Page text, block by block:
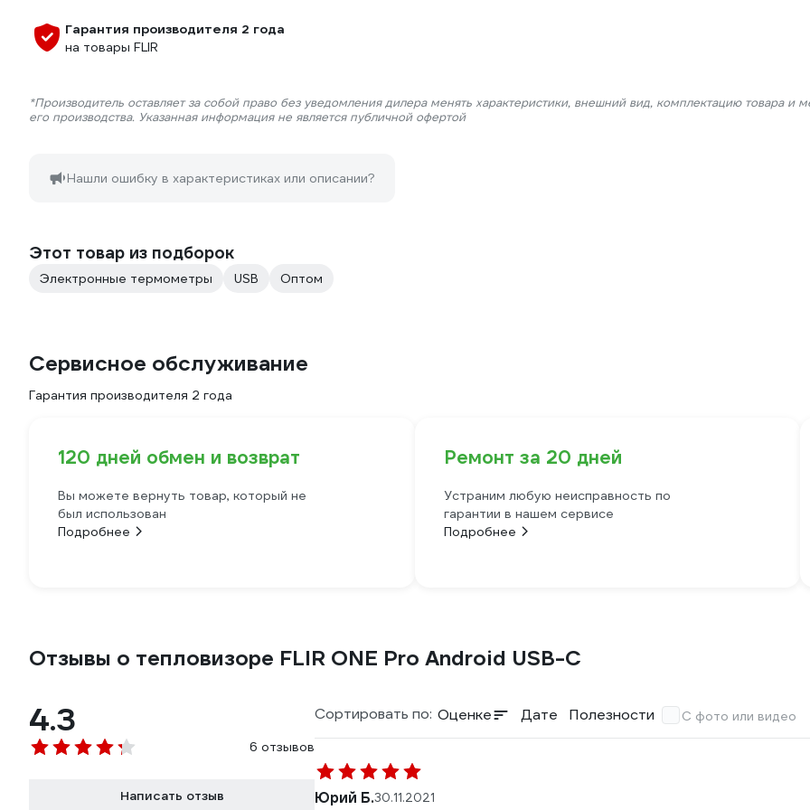
Гарантия производителя 2 года
на товары FLIR
*Производитель оставляет за собой право без уведомления дилера менять характеристики, внешний вид, комплектацию товара и
его производства. Указанная информация не является публичной офертой
Нашли ошибку в характеристиках или описании?
Этот товар из подборок
Электронные термометры USB Оптом
Сервисное обслуживание
Гарантия производителя 2 года
120 дней обмен и возврат
Вы можете вернуть товар, который не
был использован
Подробнее
Ремонт за 20 дней
Устраним любую неисправность по
гарантии в нашем сервисе
Подробнее
Отзывы о тепловизоре FLIR ONE Pro Android USB-C
4.3
6 отзывов
Написать отзыв
Сортировать по: Оценке Дате Полезности С фото или видео
Юрий Б.30.11.2021